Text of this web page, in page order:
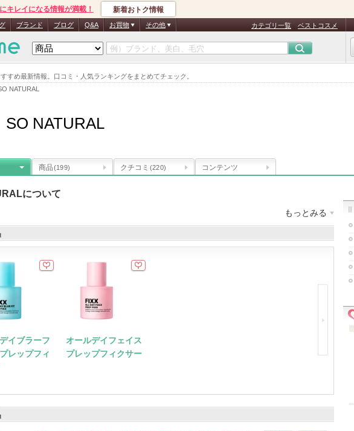
すめ最新情報。口コミ・人気ランキングをまとめてチェック。
NATURAL
キレイになる情報が満載！ 新着おトク情報
ブランド ブログ Q&A お買物 その他 カテゴリ一覧 ベストコスメ
SO NATURAL
商品(199) クチコミ (220) コンテンツ
について
もっとみる
録：48人
の登録商品 (199件)
ーム（23） 美容液（17） シートマスク・パック（14）
ピーリング（12）
化粧水（11）
イブラーフ
レップフィ
オールデイフェイス
プレップフィクサー